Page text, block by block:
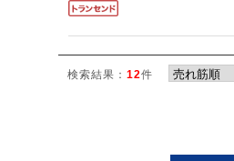
検索結果： 12件